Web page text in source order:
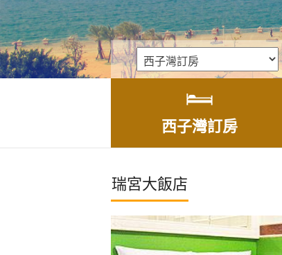
西子灣訂房
瑞宮大飯店